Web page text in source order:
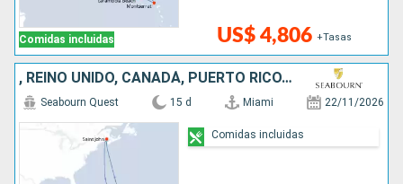
Comidas incluidas US$ 4,806 +Tasas
, REINO UNIDO, CANADÁ, PUERTO RICO, ESTADOS UNIDOS
Seabourn Quest 15 d Miami 22/11/2026
Comidas incluidas